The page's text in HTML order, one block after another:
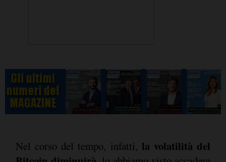
Nel corso del tempo, infatti, la volatilità del